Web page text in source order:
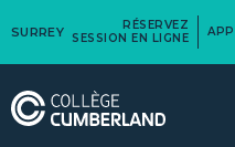
SURREY
RÉSERVEZ
SESSION EN LIGNE